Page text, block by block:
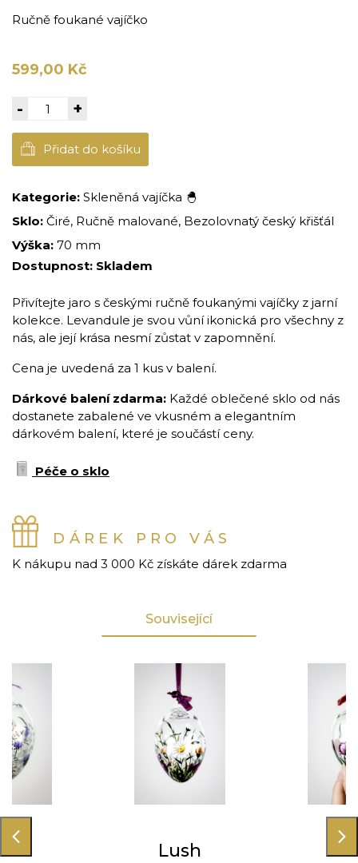
Ručně foukané vajíčko
599,00 Kč
- +
Přidat do košíku
Kategorie: Skleněná vajíčka 🐣
Sklo: Čiré, Ručně malované, Bezolovnatý český křišťál
Výška: 70 mm
Dostupnost: Skladem
Přivítejte jaro s českými ručně foukanými vajíčky z jarní
kolekce. Levandule je svou vůní ikonická pro všechny z
nás, ale její krása nesmí zůstat v zapomnění.
Cena je uvedená za 1 kus v balení.
Dárkové balení zdarma: Každé oblečené sklo od nás
dostanete zabalené ve vkusném a elegantním
dárkovém balení, které je součástí ceny.
Péče o sklo
DÁREK PRO VÁS
K nákupu nad 3 000 Kč získáte dárek zdarma
Související
Lush